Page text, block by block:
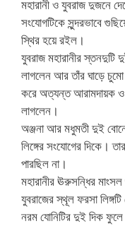
মহারানী ও যুবরাজ দুজনে
সংযোগটিকে সুন্দরভাবে
স্থির হয়ে রইল।
যুবরাজ মহারানীর স্তনদুটি
লাগলেন আর তাঁর ঘাড়ে
করে অত্যন্ত আরামদায়ক
লাগলেন।
অঞ্জনা আর মধুমতী দুই
লিঙ্গের সংযোগের দিকে।
পারছিল না।
মহারানীর ঊরুসন্ধির
যুবরাজের স্থূল ফরসা
নরম যোনিটির দুই দিক